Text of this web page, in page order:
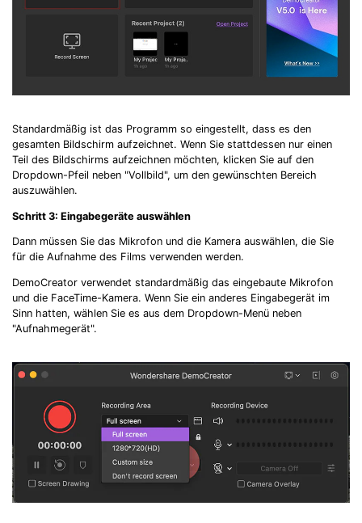
Standardmäßig ist das Programm so eingestellt, dass es den
gesamten Bildschirm aufzeichnet. Wenn Sie stattdessen nur einen
Teil des Bildschirms aufzeichnen möchten, klicken Sie auf den
Dropdown-Pfeil neben "Vollbild", um den gewünschten Bereich
auszuwählen.
Schritt 3: Eingabegeräte auswählen
Dann müssen Sie das Mikrofon und die Kamera auswählen, die Sie
für die Aufnahme des Films verwenden werden.
DemoCreator verwendet standardmäßig das eingebaute Mikrofon
und die FaceTime-Kamera. Wenn Sie ein anderes Eingabegerät im
Sinn hatten, wählen Sie es aus dem Dropdown-Menü neben
"Aufnahmegerät".